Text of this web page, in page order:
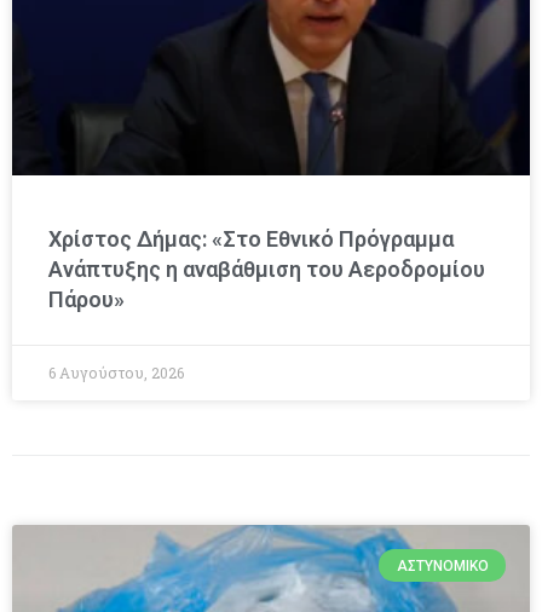
Χρίστος Δήμας: «Στο Εθνικό Πρόγραμμα
Ανάπτυξης η αναβάθμιση του Αεροδρομίου
Πάρου»
6 Αυγούστου, 2026
ΑΣΤΥΝΟΜΙΚΌ